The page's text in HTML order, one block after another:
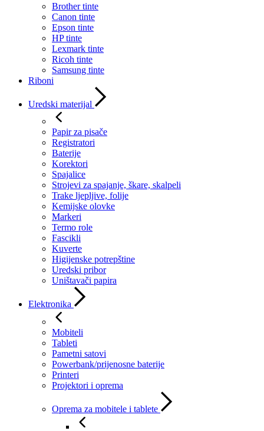
Brother tinte
Canon tinte
Epson tinte
HP tinte
Lexmark tinte
Ricoh tinte
Samsung tinte
Riboni
Uredski materijal
Papir za pisače
Registratori
Baterije
Korektori
Spajalice
Strojevi za spajanje, škare, skalpeli
Trake ljepljive, folije
Kemijske olovke
Markeri
Termo role
Fascikli
Kuverte
Higijenske potrepštine
Uredski pribor
Uništavači papira
Elektronika
Mobiteli
Tableti
Pametni satovi
Powerbank/prijenosne baterije
Printeri
Projektori i oprema
Oprema za mobitele i tablete